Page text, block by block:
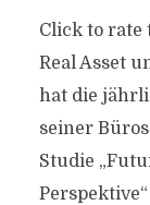
Click to rate
Real Asset
hat die
seiner
Studie